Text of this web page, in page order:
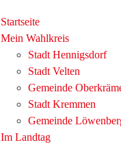
Startseite
Mein Wahlkreis
Stadt Hennigsdorf
Stadt Velten
Gemeinde
Stadt Kremmen
Gemeinde
Im Landtag